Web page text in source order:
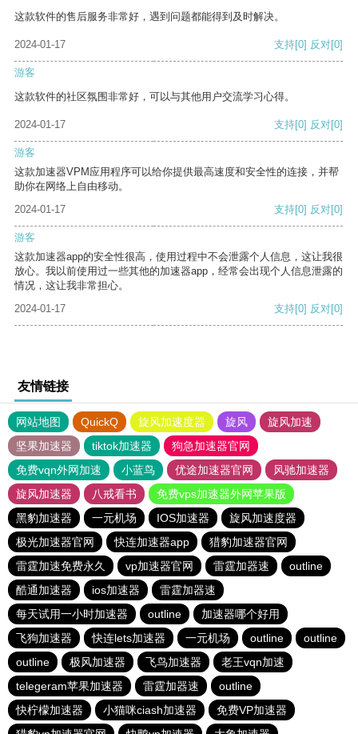
这款软件的售后服务非常好，遇到问题都能得到及时解决。
2024-01-17 支持[0] 反对[0]
游客
这款软件的社区氛围非常好，可以与其他用户交流学习心得。
2024-01-17 支持[0] 反对[0]
游客
这款加速器VPM应用程序可以给你提供最高速度和安全性的连接，并帮
助你在网络上自由移动。
2024-01-17
支持[0] 反对[0]
游客
这款加速器app的安全性很高，使用过程中不会泄露个人信息，这让我很
放心。我以前使用过一些其他的加速器app，经常会出现个人信息泄露的
情况，这让我非常担心。
2024-01-17
支持[0] 反对[0]
友情链接
网站地图 QuickQ 旋风加速度器 旋风
旋风加速
坚果加速器
tiktok加速器
狗急加速器官网
免费vqn外网加速
小蓝鸟 优途加速器官网
风驰加速器
旋风加速器
八戒看书
免费vps加速器外网苹果版
黑豹加速器
一元机场 IOS加速器
旋风加速度器
极光加速器官网
快连加速器app
猎豹加速器官网
雷霆加速免费永久
vp加速器官网 雷霆加器速
outline
酷通加速器
ios加速器
雷霆加器速
每天试用一小时加速器
outline
加速器哪个好用
飞狗加速器
快连lets加速器 一元机场 outline
outline
outline
极风加速器 飞鸟加速器
老王vqn加速
telegeram苹果加速器
雷霆加器速
outline
快柠檬加速器
小猫咪ciash加速器
免费VP加速器